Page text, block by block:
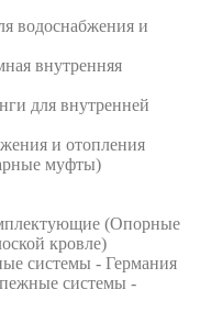
водоснабжения и
внутренняя
для внутренней
и отопления
муфты)
(Опорные
кровле)
системы - Германия
системы -